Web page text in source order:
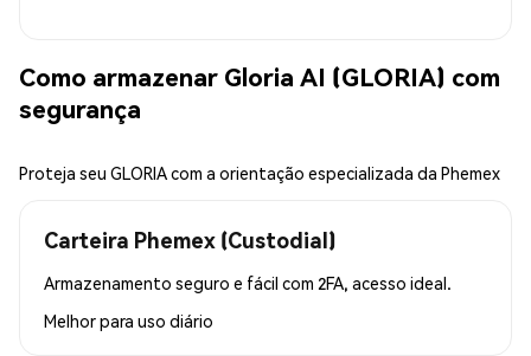
Como armazenar Gloria AI (GLORIA) com
segurança
Proteja seu GLORIA com a orientação especializada da Phemex
Carteira Phemex (Custodial)
Armazenamento seguro e fácil com 2FA, acesso ideal.
Melhor para uso diário